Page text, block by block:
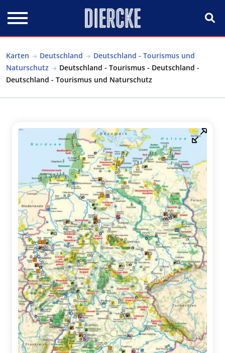
Karten Deutschland
Deutschland - Tourismus und
Naturschutz
Deutschland - Tourismus - Deutschland -
Deutschland - Tourismus und Naturschutz